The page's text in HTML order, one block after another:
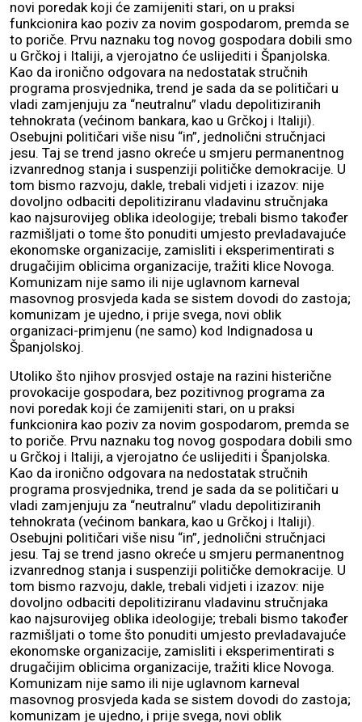
novi poredak koji će zamijeniti stari, on u praksi
funkcionira kao poziv za novim gospodarom, premda se
to poriče. Prvu naznaku tog novog gospodara dobili smo
u Grčkoj i Italiji, a vjerojatno će uslijediti i Španjolska.
Kao da ironično odgovara na nedostatak stručnih
programa prosvjednika, trend je sada da se političari u
vladi zamjenjuju za “neutralnu” vladu depolitiziranih
tehnokrata (većinom bankara, kao u Grčkoj i Italiji).
Osebujni političari više nisu “in”, jednolični stručnjaci
jesu. Taj se trend jasno okreće u smjeru permanentnog
izvanrednog stanja i suspenziji političke demokracije. U
tom bismo razvoju, dakle, trebali vidjeti i izazov: nije
dovoljno odbaciti depolitiziranu vladavinu stručnjaka
kao najsurovijeg oblika ideologije; trebali bismo također
razmišljati o tome što ponuditi umjesto prevladavajuće
ekonomske organizacije, zamisliti i eksperimentirati s
drugačijim oblicima organizacije, tražiti klice Novoga.
Komunizam nije samo ili nije uglavnom karneval
masovnog prosvjeda kada se sistem dovodi do zastoja;
komunizam je ujedno, i prije svega, novi oblik
organizaci-primjenu (ne samo) kod Indignadosa u
Španjolskoj.
Utoliko što njihov prosvjed ostaje na razini histerične
provokacije gospodara, bez pozitivnog programa za
novi poredak koji će zamijeniti stari, on u praksi
funkcionira kao poziv za novim gospodarom, premda se
to poriče. Prvu naznaku tog novog gospodara dobili smo
u Grčkoj i Italiji, a vjerojatno će uslijediti i Španjolska.
Kao da ironično odgovara na nedostatak stručnih
programa prosvjednika, trend je sada da se političari u
vladi zamjenjuju za “neutralnu” vladu depolitiziranih
tehnokrata (većinom bankara, kao u Grčkoj i Italiji).
Osebujni političari više nisu “in”, jednolični stručnjaci
jesu. Taj se trend jasno okreće u smjeru permanentnog
izvanrednog stanja i suspenziji političke demokracije. U
tom bismo razvoju, dakle, trebali vidjeti i izazov: nije
dovoljno odbaciti depolitiziranu vladavinu stručnjaka
kao najsurovijeg oblika ideologije; trebali bismo također
razmišljati o tome što ponuditi umjesto prevladavajuće
ekonomske organizacije, zamisliti i eksperimentirati s
drugačijim oblicima organizacije, tražiti klice Novoga.
Komunizam nije samo ili nije uglavnom karneval
masovnog prosvjeda kada se sistem dovodi do zastoja;
komunizam je ujedno, i prije svega, novi oblik